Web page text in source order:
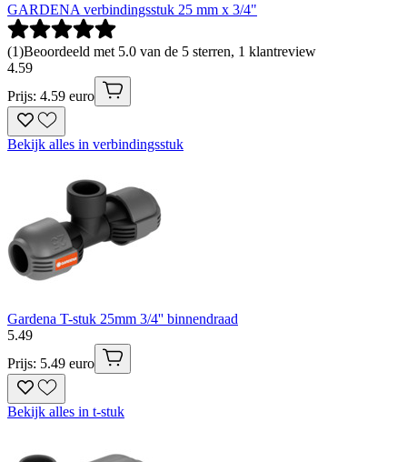
GARDENA verbindingsstuk 25 mm x 3/4"
(1)Beoordeeld met 5.0 van de 5 sterren, 1 klantreview
4.59
Prijs: 4.59 euro
Bekijk alles in verbindingsstuk
Gardena T-stuk 25mm 3/4'' binnendraad
5.49
Prijs: 5.49 euro
Bekijk alles in t-stuk